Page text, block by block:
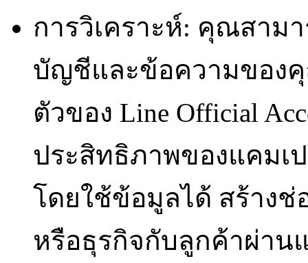
การวิเคราะห์: คุณสาม
บัญชีและข้อความของคุ
ตัวของ Line Official
ประสิทธิภาพของแคมเ
โดยใช้ข้อมูลได้ สร้างช่
หรือธุรกิจกับลูกค้าผ่าน